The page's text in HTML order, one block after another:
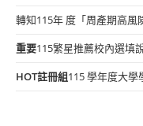
轉知115年 度「周產期高風
重要115繁星推薦校內選填
HOT註冊組115 學年度大